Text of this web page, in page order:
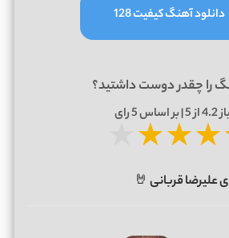
دانلود آهنگ کیفیت 128
را چقدر دوست داشتید؟
4.2از 5 | بر اساس 5رای
★★★
قربانی 🤘